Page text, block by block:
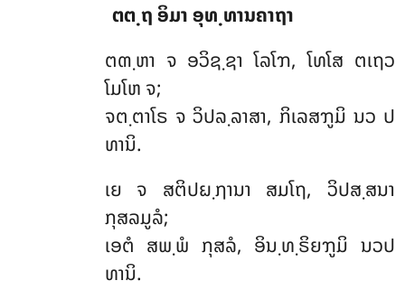
ຕຕ຺ຖ ອິມາ ອຸທ຺ທານຄາຖາ
ຕຓ຺ຫາ ຈ ອວິຊ຺ຊາ ໂລໂຠ, ໂທໂສ ຕເຖວ
ໂມໂຫ ຈ;
ຈຕ຺ຕາໂຣ ຈ ວິປລ຺ລາສາ, ກິເລສຠູມິ ນວ ປ
ທານິ.
ເຍ ຈ ສຕິປຏ຺ຐານາ ສມໂຖ, ວິປສ຺ສນາ
ກຸສລມູລໍ;
ເອຕໍ ສພ຺ພໍ ກຸສລໍ, ອິນ຺ທ຺ຣິຍຠູມິ ນວປ
ທານິ.